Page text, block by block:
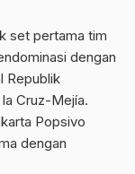
set pertama tim
dengan
Republik
Cruz-Mejía.
Popsivo
dengan